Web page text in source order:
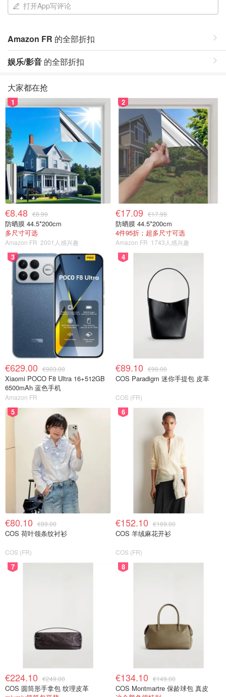
打开App写评论
Amazon FR 的全部折扣
娱乐/影音 的全部折扣
大家都在抢
1
€8.48 €8.99
防晒膜 44.5*200cm
多尺寸可选
Amazon FR 2001人感兴趣
2
€17.09 €17.99
防晒膜 44.5*200cm
4件95折；超多尺寸可选
Amazon FR 1743人感兴趣
3
€629.00 €903.00
Xiaomi POCO F8 Ultra 16+512GB
6500mAh 蓝色手机
Amazon FR
4
€89.10 €99.00
COS Paradigm 迷你手提包 皮革
COS (FR)
5
€80.10 €89.00
COS 荷叶领条纹衬衫
COS (FR)
6
€152.10 €169.00
COS 羊绒麻花开衫
COS (FR)
7
€224.10 €249.00
COS 圆筒形手拿包 纹理皮革
8
€134.10 €149.00
COS Montmartre 保龄球包 真皮